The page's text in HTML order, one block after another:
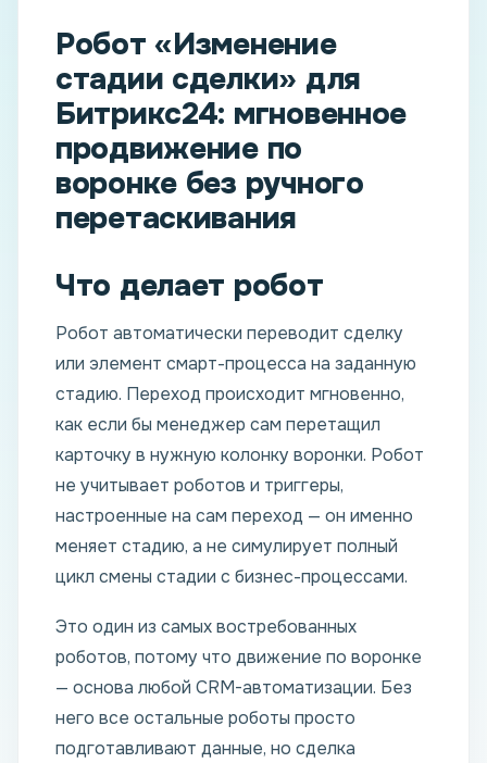
Робот «Изменение
стадии сделки» для
Битрикс24: мгновенное
продвижение по
воронке без ручного
перетаскивания
Что делает робот
Робот автоматически переводит сделку
или элемент смарт-процесса на заданную
стадию. Переход происходит мгновенно,
как если бы менеджер сам перетащил
карточку в нужную колонку воронки. Робот
не учитывает роботов и триггеры,
настроенные на сам переход — он именно
меняет стадию, а не симулирует полный
цикл смены стадии с бизнес-процессами.
Это один из самых востребованных
роботов, потому что движение по воронке
— основа любой CRM-автоматизации. Без
него все остальные роботы просто
подготавливают данные, но сделка